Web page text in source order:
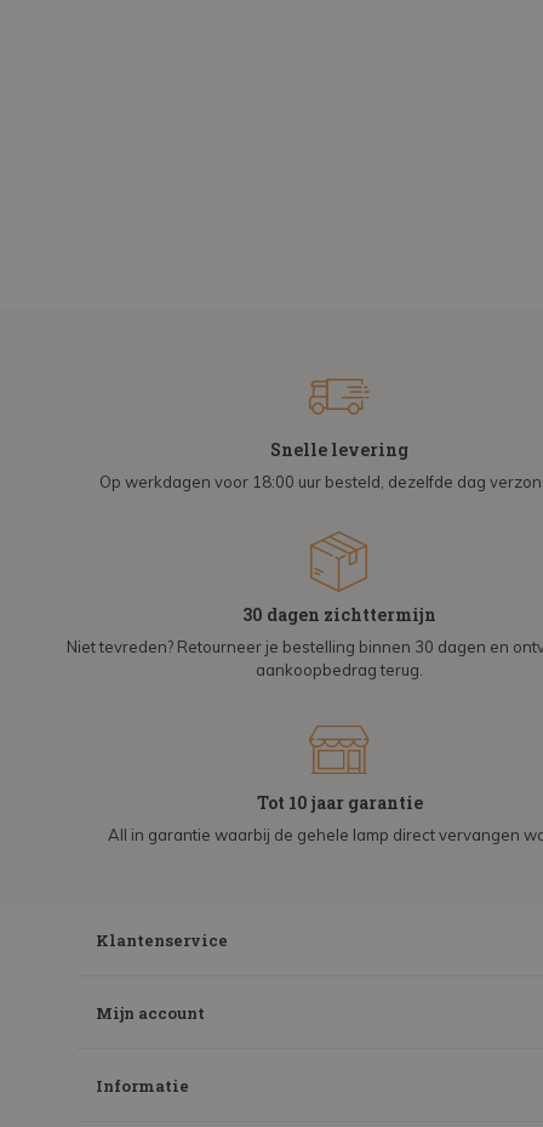
Snelle levering
Op werkdagen voor 18:00 uur besteld, dezelfde dag
30 dagen zichttermijn
Niet tevreden? Retourneer je bestelling binnen 30 dagen en
aankoopbedrag terug.
Tot 10 jaar garantie
All in garantie waarbij de gehele lamp direct vervangen
Klantenservice
Mijn account
Informatie